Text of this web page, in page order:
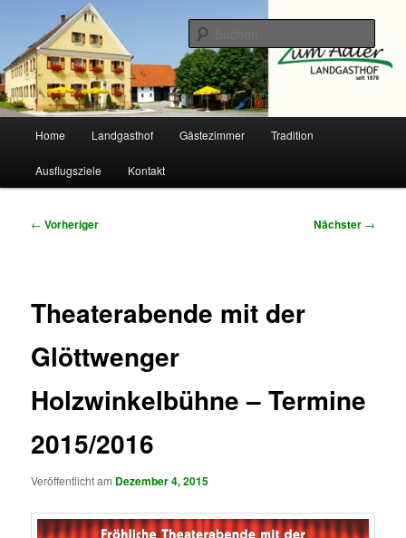
Inhalt
springenLandgasthof Adler
Home Landgasthof Gästezimmer Tradition
Ausflugsziele Kontakt
Beitragsnavigation
← Vorheriger Nächster →
Theaterabende mit der
Glöttwenger
Holzwinkelbühne – Termine
2015/2016
Veröffentlicht am Dezember 4, 2015